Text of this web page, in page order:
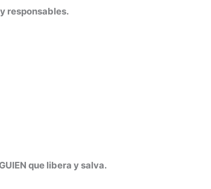
responsables.
que libera y salva.